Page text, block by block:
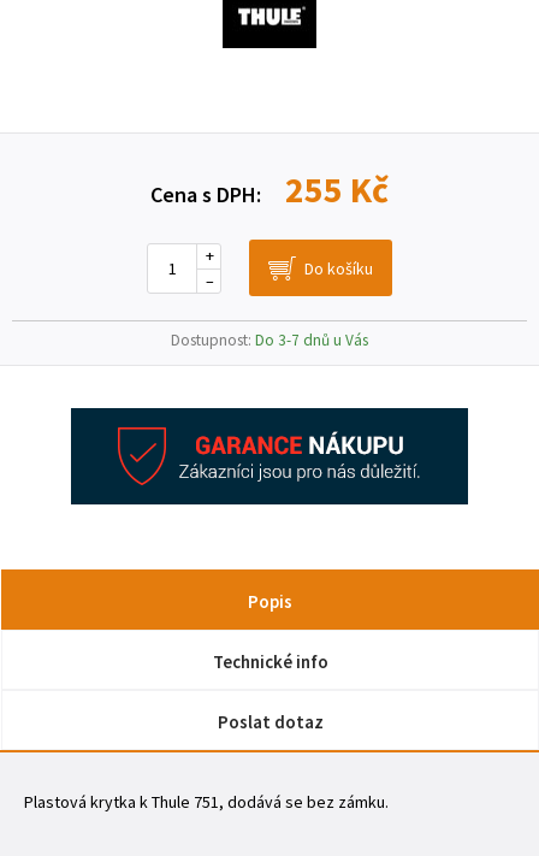
Cena s DPH: 255 Kč
–
+
Dostupnost: Do 3-7 dnů u Vás
Popis
Technické info
Poslat dotaz
Plastová krytka k Thule 751, dodává se bez zámku.